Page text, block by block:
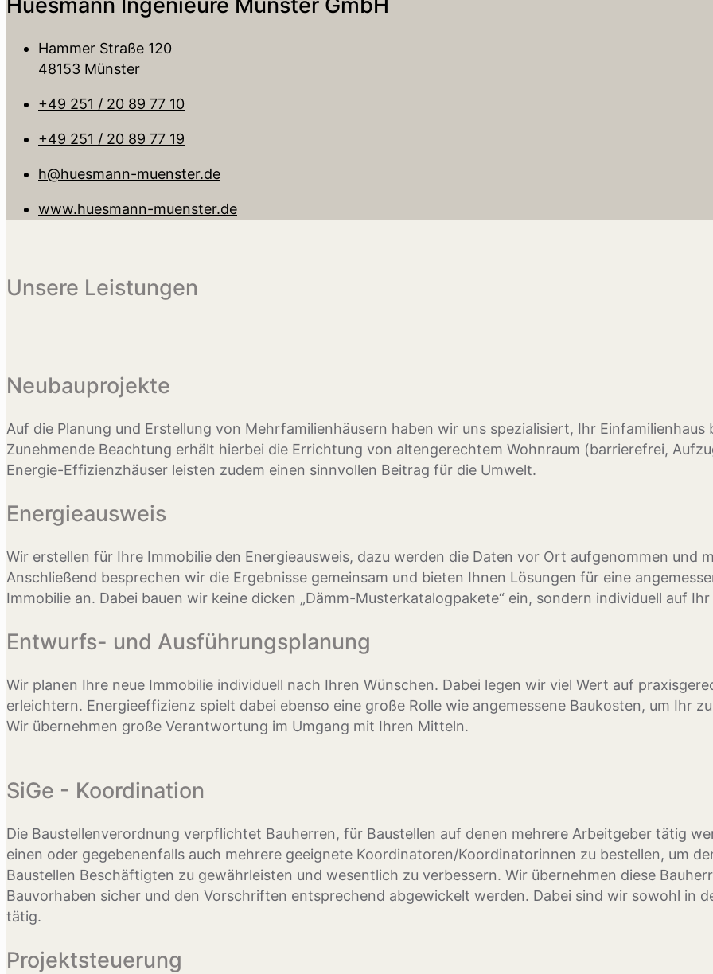
Huesmann Ingenieure Münster GmbH
Hammer Straße 120
48153 Münster
+49 251 / 20 89 77 10
+49 251 / 20 89 77 19
h@huesmann-muenster.de
www.huesmann-muenster.de
Unsere Leistungen
Neubauprojekte
Auf die Planung und Erstellung von Mehrfamilienhäusern haben wir uns spezialisiert, Ihr
Zunehmende Beachtung erhält hierbei die Errichtung von altengerechtem Wohnraum (barrierefrei,
Energie-Effizienzhäuser leisten zudem einen sinnvollen Beitrag für die Umwelt.
Energieausweis
Wir erstellen für Ihre Immobilie den Energieausweis, dazu werden die Daten vor Ort aufgenommen und
Anschließend besprechen wir die Ergebnisse gemeinsam und bieten Ihnen Lösungen für eine
Immobilie an. Dabei bauen wir keine dicken „Dämm-Musterkatalogpakete“ ein, sondern individuell auf
Entwurfs- und Ausführungsplanung
Wir planen Ihre neue Immobilie individuell nach Ihren Wünschen. Dabei legen wir viel Wert auf
erleichtern. Energieeffizienz spielt dabei ebenso eine große Rolle wie angemessene Baukosten, um Ihr
Wir übernehmen große Verantwortung im Umgang mit Ihren Mitteln.
SiGe - Koordination
Die Baustellenverordnung verpflichtet Bauherren, für Baustellen auf denen mehrere Arbeitgeber tätig
einen oder gegebenenfalls auch mehrere geeignete Koordinatoren/Koordinatorinnen zu bestellen, um
Baustellen Beschäftigten zu gewährleisten und wesentlich zu verbessern. Wir übernehmen diese
Bauvorhaben sicher und den Vorschriften entsprechend abgewickelt werden. Dabei sind wir sowohl in
tätig.
Projektsteuerung